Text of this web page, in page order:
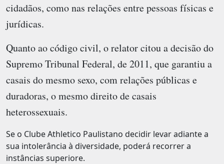
cidadãos, como nas relações entre pessoas físicas e
jurídicas.
Quanto ao código civil, o relator citou a decisão do
Supremo Tribunal Federal, de 2011, que garantiu a
casais do mesmo sexo, com relações públicas e
duradoras, o mesmo direito de casais
heterossexuais.
Se o Clube Athletico Paulistano decidir levar adiante a
sua intolerância à diversidade, poderá recorrer a
instâncias superiore.